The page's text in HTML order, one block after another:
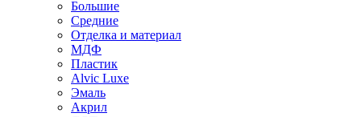
Большие
Средние
Отделка и материал
МДФ
Пластик
Alvic Luxe
Эмаль
Акрил